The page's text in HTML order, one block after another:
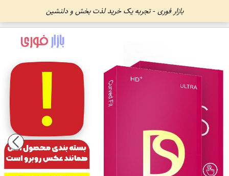
بازار فوری - تجربه یک خرید لذت بخش و دلنشین